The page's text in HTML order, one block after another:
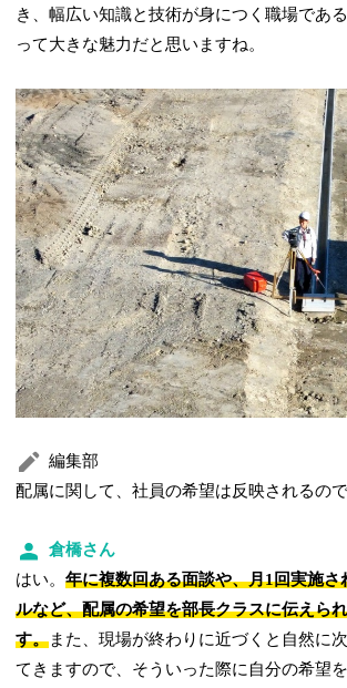
き、幅広い知識と技術が身につく職場であ
って大きな魅力だと思いますね。
編集部
配属に関して、社員の希望は反映されるので
倉橋さん
はい。年に複数回ある面談や、月1回実施さ
ルなど、配属の希望を部長クラスに伝えら
す。また、現場が終わりに近づくと自然に
てきますので、そういった際に自分の希望